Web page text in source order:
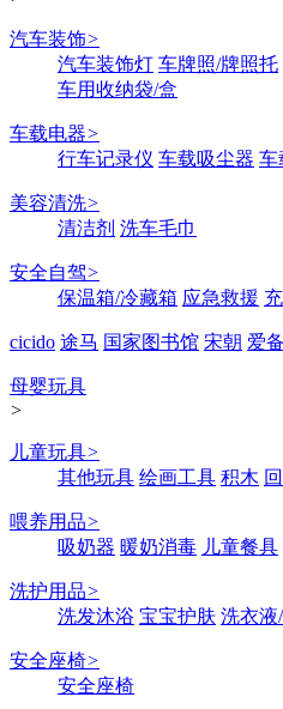
汽车装饰>
汽车装饰灯 车牌照/牌照托
车用收纳袋/盒
车载电器>
行车记录仪 车载吸尘器 车
美容清洗>
清洁剂 洗车毛巾
安全自驾>
保温箱/冷藏箱 应急救援
cicido 途马 国家图书馆 宋朝 爱
母婴玩具
>
儿童玩具>
其他玩具 绘画工具 积木
喂养用品>
吸奶器 暖奶消毒 儿童餐具
洗护用品>
洗发沐浴 宝宝护肤 洗衣液
安全座椅>
安全座椅